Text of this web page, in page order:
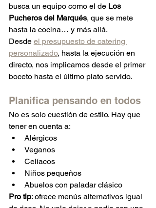
busca un equipo como el de Los
Pucheros del Marqués, que se mete
hasta la cocina… y más allá.
Desde el presupuesto de catering
personalizado, hasta la ejecución en
directo, nos implicamos desde el primer
boceto hasta el último plato servido.
Planifica pensando en todos
No es solo cuestión de estilo. Hay que
tener en cuenta a:
Alérgicos
Veganos
Celíacos
Niños pequeños
Abuelos con paladar clásico
Pro tip: ofrece menús alternativos igual